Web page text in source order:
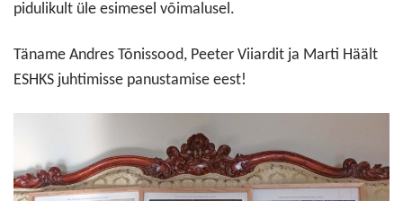
pidulikult üle esimesel võimalusel.
Täname Andres Tõnissood, Peeter Viiardit ja Marti Häält
ESHKS juhtimisse panustamise eest!